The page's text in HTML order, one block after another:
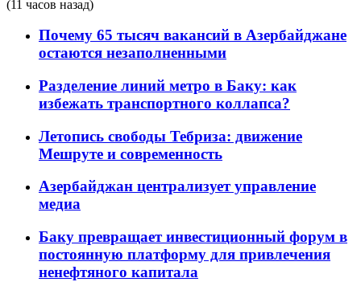
(11 часов назад)
Почему 65 тысяч вакансий в Азербайджане
остаются незаполненными
Разделение линий метро в Баку: как
избежать транспортного коллапса?
Летопись свободы Тебриза: движение
Мешруте и современность
Азербайджан централизует управление
медиа
Баку превращает инвестиционный форум в
постоянную платформу для привлечения
ненефтяного капитала